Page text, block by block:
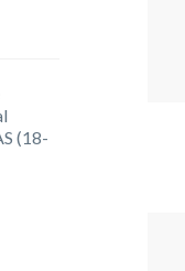
(18-